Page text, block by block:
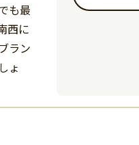
も最
西に
ラン
ょ